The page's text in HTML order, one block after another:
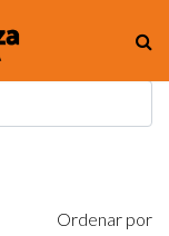
Ordenar por